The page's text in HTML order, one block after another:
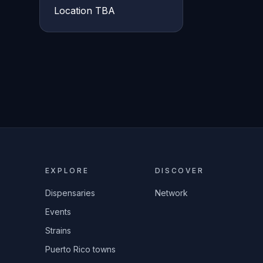
Location TBA
EXPLORE
Dispensaries
Events
Strains
Puerto Rico towns
DISCOVER
Network